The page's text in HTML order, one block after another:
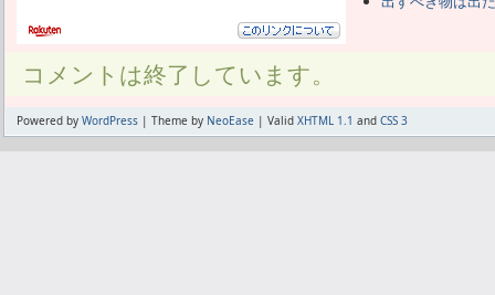
コメントは終了しています。
Powered by WordPress | Theme by NeoEase | Valid XHTML 1.1 and CSS 3